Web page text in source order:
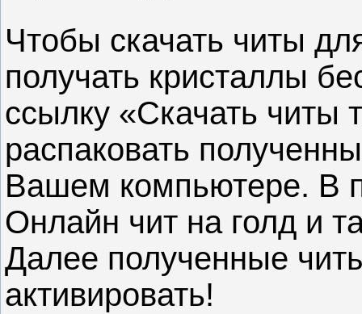
Чтобы скачать читы
получать кристаллы
ссылку «Скачать читы
распаковать
Вашем компьютере. В
Онлайн чит на голд и
Далее полученные
активировать!